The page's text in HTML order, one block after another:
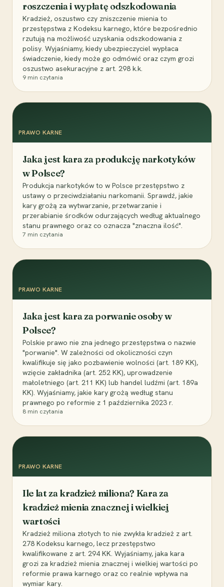
roszczenia i wypłatę odszkodowania
Kradzież, oszustwo czy zniszczenie mienia to
przestępstwa z Kodeksu karnego, które bezpośrednio
rzutują na możliwość uzyskania odszkodowania z
polisy. Wyjaśniamy, kiedy ubezpieczyciel wypłaca
świadczenie, kiedy może go odmówić oraz czym grozi
oszustwo asekuracyjne z art. 298 k.k.
9 min czytania
PRAWO KARNE
Jaka jest kara za produkcję narkotyków
w Polsce?
Produkcja narkotyków to w Polsce przestępstwo z
ustawy o przeciwdziałaniu narkomanii. Sprawdź, jakie
kary grożą za wytwarzanie, przetwarzanie i
przerabianie środków odurzających według aktualnego
stanu prawnego oraz co oznacza "znaczna ilość".
7 min czytania
PRAWO KARNE
Jaka jest kara za porwanie osoby w
Polsce?
Polskie prawo nie zna jednego przestępstwa o nazwie
"porwanie". W zależności od okoliczności czyn
kwalifikuje się jako pozbawienie wolności (art. 189 KK),
wzięcie zakładnika (art. 252 KK), uprowadzenie
małoletniego (art. 211 KK) lub handel ludźmi (art. 189a
KK). Wyjaśniamy, jakie kary grożą według stanu
prawnego po reformie z 1 października 2023 r.
8 min czytania
PRAWO KARNE
Ile lat za kradzież miliona? Kara za
kradzież mienia znacznej i wielkiej
wartości
Kradzież miliona złotych to nie zwykła kradzież z art.
278 Kodeksu karnego, lecz przestępstwo
kwalifikowane z art. 294 KK. Wyjaśniamy, jaka kara
grozi za kradzież mienia znacznej i wielkiej wartości po
reformie prawa karnego oraz co realnie wpływa na
wymiar kary.